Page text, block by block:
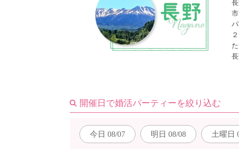
はじめての方へ
今週の婚活パーティー
開催日で婚活パーティーを絞り込む
今日 08/07 明日 08/08 土曜日